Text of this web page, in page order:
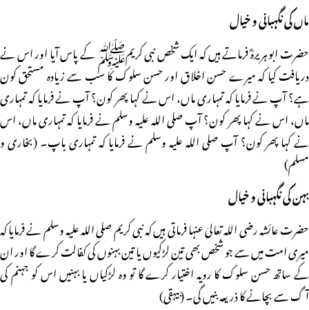
ماں کی نگہبانی و خیال
حضرت ابو ہریرہؓ فرماتے ہیں کہ ایک شخص نبی کریمﷺ کے پاس آیا اور اس نے
دریافت کیا کہ میرے حسن اخلاق اور حسن سلوک کا سب سے زیادہ مستحق کون
ہے؟ آپ نے فرمایا کہ تمہاری ماں، اس نے کہا پھر کون؟ آپ نے فرمایا کہ تمہاری
ماں، اس نے کہا پھر کون؟ آپ صلی اللہ علیہ وسلم نے فرمایا کہ تمہاری ماں، اس
نے کہا پھر کون؟ آپ صلی اللہ علیہ وسلم نے فرمایا کہ تمہاری باپ۔ (بخاری و
مسلم)
بہن کی نگہبانی و خیال
حضرت عائشہ رضی اللہ تعالیٰ عنہا فرماتی ہیں کہ نبی کریم صلی اللہ علیہ وسلم نے فرمایا کہ
میری امت میں سے جو شخص بھی تین لڑکیوں یا تین بہنوں کی کفالت کرے گا اور ان
کے ساتھ حسن سلوک کا رویہ اختیار کرے گا تو وہ لڑکیاں یا بہنیں اس کو جہنم کی
آگ سے بچانے کا ذریعہ بنیں گی۔ (بیہقی)